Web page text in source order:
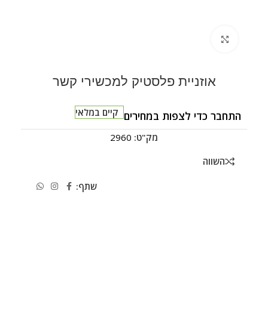
אוזניית פלסטיק למכשירי קשר
התחבר כדי לצפות במחירים קיים במלאי
מק"ט: 2960
השווה
שתף: